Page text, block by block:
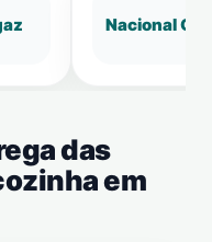
Nacional Gás
das
em